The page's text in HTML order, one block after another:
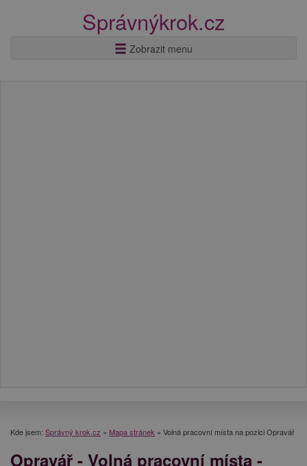
Správnýkrok.cz
Zobrazit menu
Kde jsem: Správný krok.cz » Mapa stránek » Volná pracovní místa na pozici Opravář
Opravář - Volná pracovní místa -